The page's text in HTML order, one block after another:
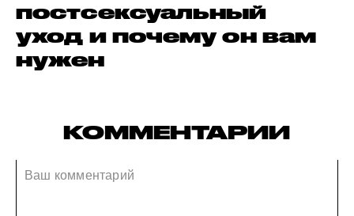
постсексуальный
уход и почему он вам
нужен
КОММЕНТАРИИ